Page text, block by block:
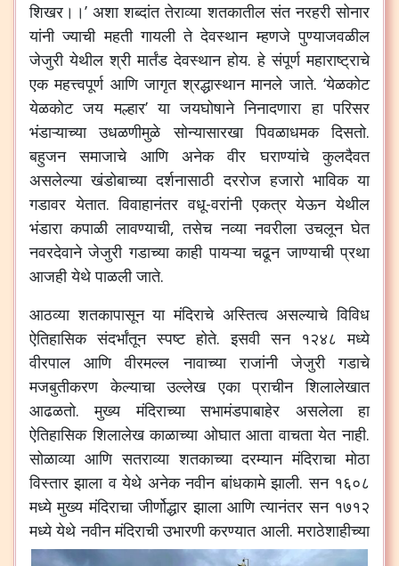
शिखर।।’ अशा शब्दांत तेराव्या शतकातील संत नरहरी सोनार
यांनी ज्याची महती गायली ते देवस्थान म्हणजे पुण्याजवळील
जेजुरी येथील श्री मार्तंड देवस्थान होय. हे संपूर्ण महाराष्ट्राचे
एक महत्त्वपूर्ण आणि जागृत श्रद्धास्थान मानले जाते. ‘येळकोट
येळकोट जय मल्हार’ या जयघोषाने निनादणारा हा परिसर
भंडाऱ्याच्या उधळणीमुळे सोन्यासारखा पिवळाधमक दिसतो.
बहुजन समाजाचे आणि अनेक वीर घराण्यांचे कुलदैवत
असलेल्या खंडोबाच्या दर्शनासाठी दररोज हजारो भाविक या
गडावर येतात. विवाहानंतर वधू-वरांनी एकत्र येऊन येथील
भंडारा कपाळी लावण्याची, तसेच नव्या नवरीला उचलून घेत
नवरदेवाने जेजुरी गडाच्या काही पायऱ्या चढून जाण्याची प्रथा
आजही येथे पाळली जाते.
आठव्या शतकापासून या मंदिराचे अस्तित्व असल्याचे विविध
ऐतिहासिक संदर्भांतून स्पष्ट होते. इसवी सन १२४८ मध्ये
वीरपाल आणि वीरमल्ल नावाच्या राजांनी जेजुरी गडाचे
मजबुतीकरण केल्याचा उल्लेख एका प्राचीन शिलालेखात
आढळतो. मुख्य मंदिराच्या सभामंडपाबाहेर असलेला हा
ऐतिहासिक शिलालेख काळाच्या ओघात आता वाचता येत नाही.
सोळाव्या आणि सतराव्या शतकाच्या दरम्यान मंदिराचा मोठा
विस्तार झाला व येथे अनेक नवीन बांधकामे झाली. सन १६०८
मध्ये मुख्य मंदिराचा जीर्णोद्धार झाला आणि त्यानंतर सन १७१२
मध्ये येथे नवीन मंदिराची उभारणी करण्यात आली. मराठेशाहीच्या